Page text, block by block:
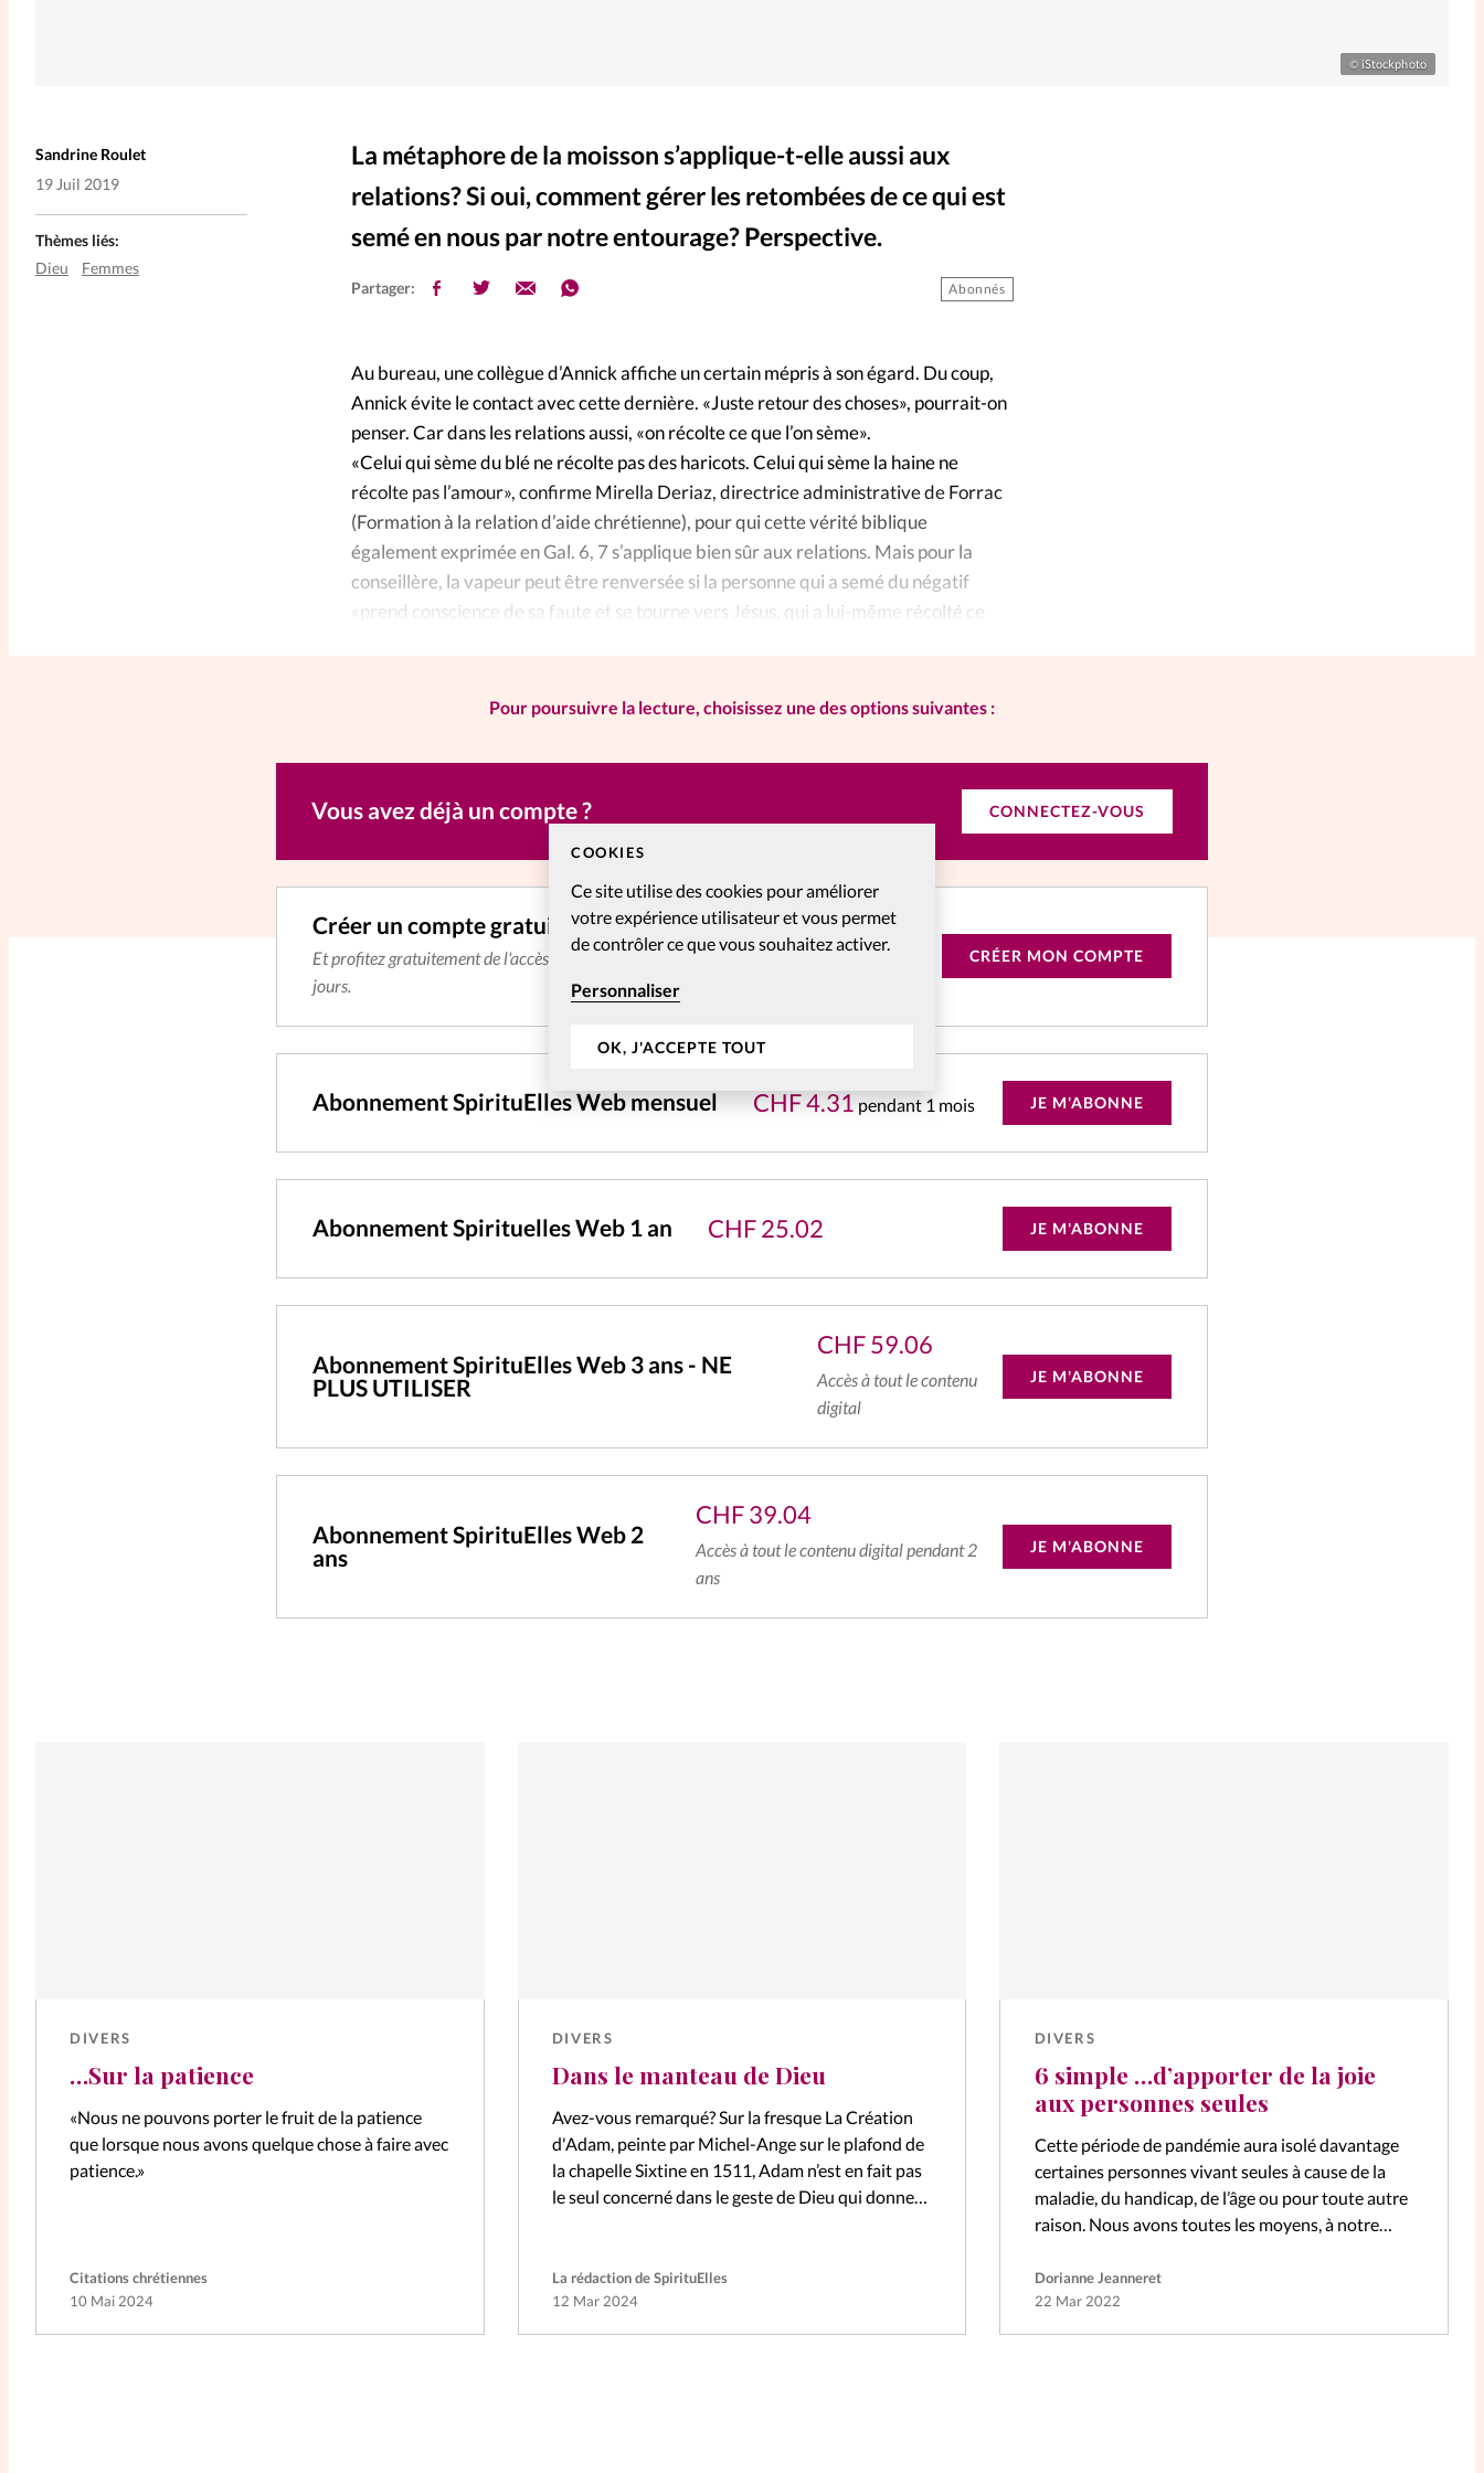
COOKIES
Ce site utilise des cookies pour améliorer
votre expérience utilisateur et vous permet
de contrôler ce que vous souhaitez activer.
Personnaliser
OK, J'ACCEPTE TOUT
© iStockphoto
La métaphore de la moisson s’applique-t-elle aussi aux
relations? Si oui, comment gérer les retombées de ce qui est
semé en nous par notre entourage? Perspective.
Sandrine Roulet
19 Juil 2019
Partager: Abonnés
Au bureau, une collègue d’Annick affiche un certain mépris à son égard. Du coup,
Annick évite le contact avec cette dernière. «Juste retour des choses», pourrait-on
penser. Car dans les relations aussi, «on récolte ce que l’on sème».
«Celui qui sème du blé ne récolte pas des haricots. Celui qui sème la haine ne
récolte pas l’amour», confirme Mirella Deriaz, directrice administrative de Forrac
(Formation à la relation d’aide chrétienne), pour qui cette vérité biblique
également exprimée en Gal. 6, 7 s’applique bien sûr aux relations. Mais pour la
conseillère, la vapeur peut être renversée si la personne qui a semé du négatif
«prend conscience de sa faute et se tourne vers Jésus, qui a lui-même récolté ce
Thèmes liés:
Dieu
Femmes
Pour poursuivre la lecture, choisissez une des options suivantes :
Vous avez déjà un compte ? CONNECTEZ-VOUS
Créer un compte gratuitement
Et profitez gratuitement de l'accès aux articles web réservés aux abonnés pendant 14
jours.
CRÉER MON COMPTE
Abonnement SpirituElles Web mensuel CHF4.31pendant 1 mois JE M'ABONNE
Abonnement Spirituelles Web 1 an CHF25.02 JE M'ABONNE
Abonnement SpirituElles Web 3 ans - NE
PLUS UTILISER
CHF59.06
Accès à tout le contenu
digital
JE M'ABONNE
Abonnement SpirituElles Web 2
ans
CHF39.04
Accès à tout le contenu digital pendant 2
ans
JE M'ABONNE
DIVERS
…Sur la patience
«Nous ne pouvons porter le fruit de la patience
que lorsque nous avons quelque chose à faire avec
patience.»
Citations chrétiennes
10 Mai 2024
DIVERS
Dans le manteau de Dieu
Avez-vous remarqué? Sur la fresque La Création
d'Adam, peinte par Michel-Ange sur le plafond de
la chapelle Sixtine en 1511, Adam n’est en fait pas
le seul concerné dans le geste de Dieu qui donne…
La rédaction de SpirituElles
12 Mar 2024
DIVERS
6 simple …d’apporter de la joie
aux personnes seules
Cette période de pandémie aura isolé davantage
certaines personnes vivant seules à cause de la
maladie, du handicap, de l’âge ou pour toute autre
raison. Nous avons toutes les moyens, à notre
Dorianne Jeanneret
22 Mar 2022